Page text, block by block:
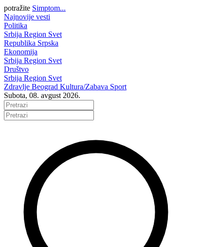
potražite Simptom...
Najnovije vesti
Politika
Srbija Region Svet
Republika Srpska
Ekonomija
Srbija Region Svet
Društvo
Srbija Region Svet
Zdravlje Beograd Kultura/Zabava Sport
Subota, 08. avgust 2026.